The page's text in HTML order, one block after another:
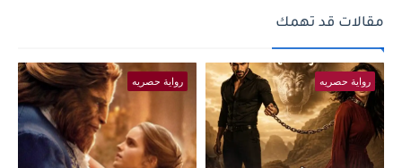
مقالات قد تهمك
رواية حصريه رواية حصريه